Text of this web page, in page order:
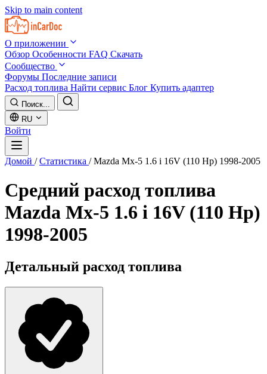
Skip to main content
О приложении
Обзор Особенности FAQ Скачать
Сообщество
Форумы Последние записи
Расход топлива Найти сервис Блог Купить адаптер
Поиск...
RU
Войти
Домой / Статистика / Mazda Mx-5 1.6 i 16V (110 Hp) 1998-2005
Средний расход топлива
Mazda Mx-5 1.6 i 16V (110 Hp)
1998-2005
Детальный расход топлива